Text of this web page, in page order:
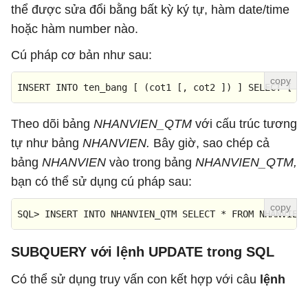
thể được sửa đổi bằng bất kỳ ký tự, hàm date/time
hoặc hàm number nào.
Cú pháp cơ bản như sau:
INSERT INTO ten_bang [ (cot1 [, cot2 ] ) ] SELECT [
Theo dõi bảng NHANVIEN_QTM với cấu trúc tương
tự như bảng NHANVIEN. Bây giờ, sao chép cả
bảng NHANVIEN vào trong bảng NHANVIEN_QTM,
bạn có thể sử dụng cú pháp sau:
SQL > INSERT INTO NHANVIEN_QTM SELECT * FROM NHANVIEN
SUBQUERY với lệnh UPDATE trong SQL
Có thể sử dụng truy vấn con kết hợp với câu lệnh